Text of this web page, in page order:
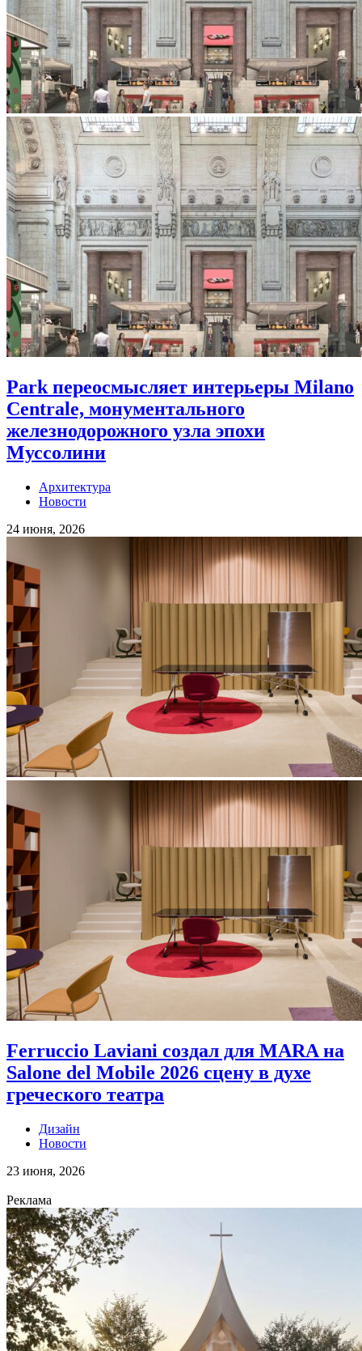
Park переосмысляет интерьеры Milano
Centrale, монументального
железнодорожного узла эпохи
Муссолини
Архитектура
Новости
24 июня, 2026
Ferruccio Laviani создал для MARA на
Salone del Mobile 2026 сцену в духе
греческого театра
Дизайн
Новости
23 июня, 2026
Реклама